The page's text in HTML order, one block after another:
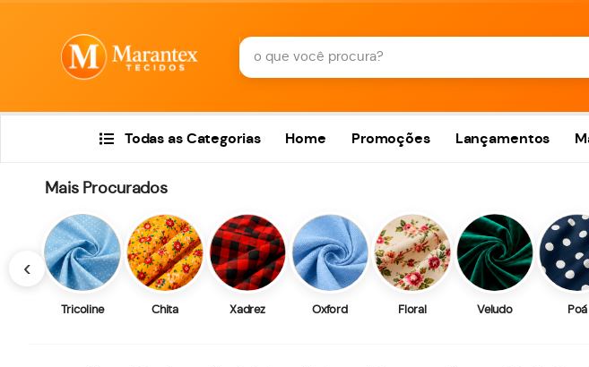
Todas as Categorias Home Promoções Lançamentos
‹
Mais Procurados
Tricoline Chita Xadrez Oxford Floral Veludo Poá